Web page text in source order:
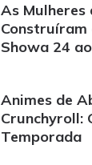
As Mulheres
Construíram
Showa 24
Animes de
Crunchyroll:
Temporada